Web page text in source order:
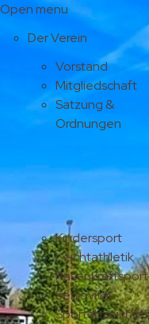
Open menu
Der Verein
Vorstand
Mitgliedschaft
Satzung &
Ordnungen
Kindersport
Leichtathletik
Rasenkraftsport
Seniovital
Sportabzeichen